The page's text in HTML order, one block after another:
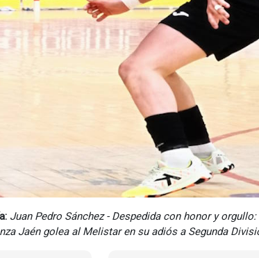
Juan Pedro Sánchez - Despedida con honor y orgullo:
Jaén golea al Melistar en su adiós a Segunda